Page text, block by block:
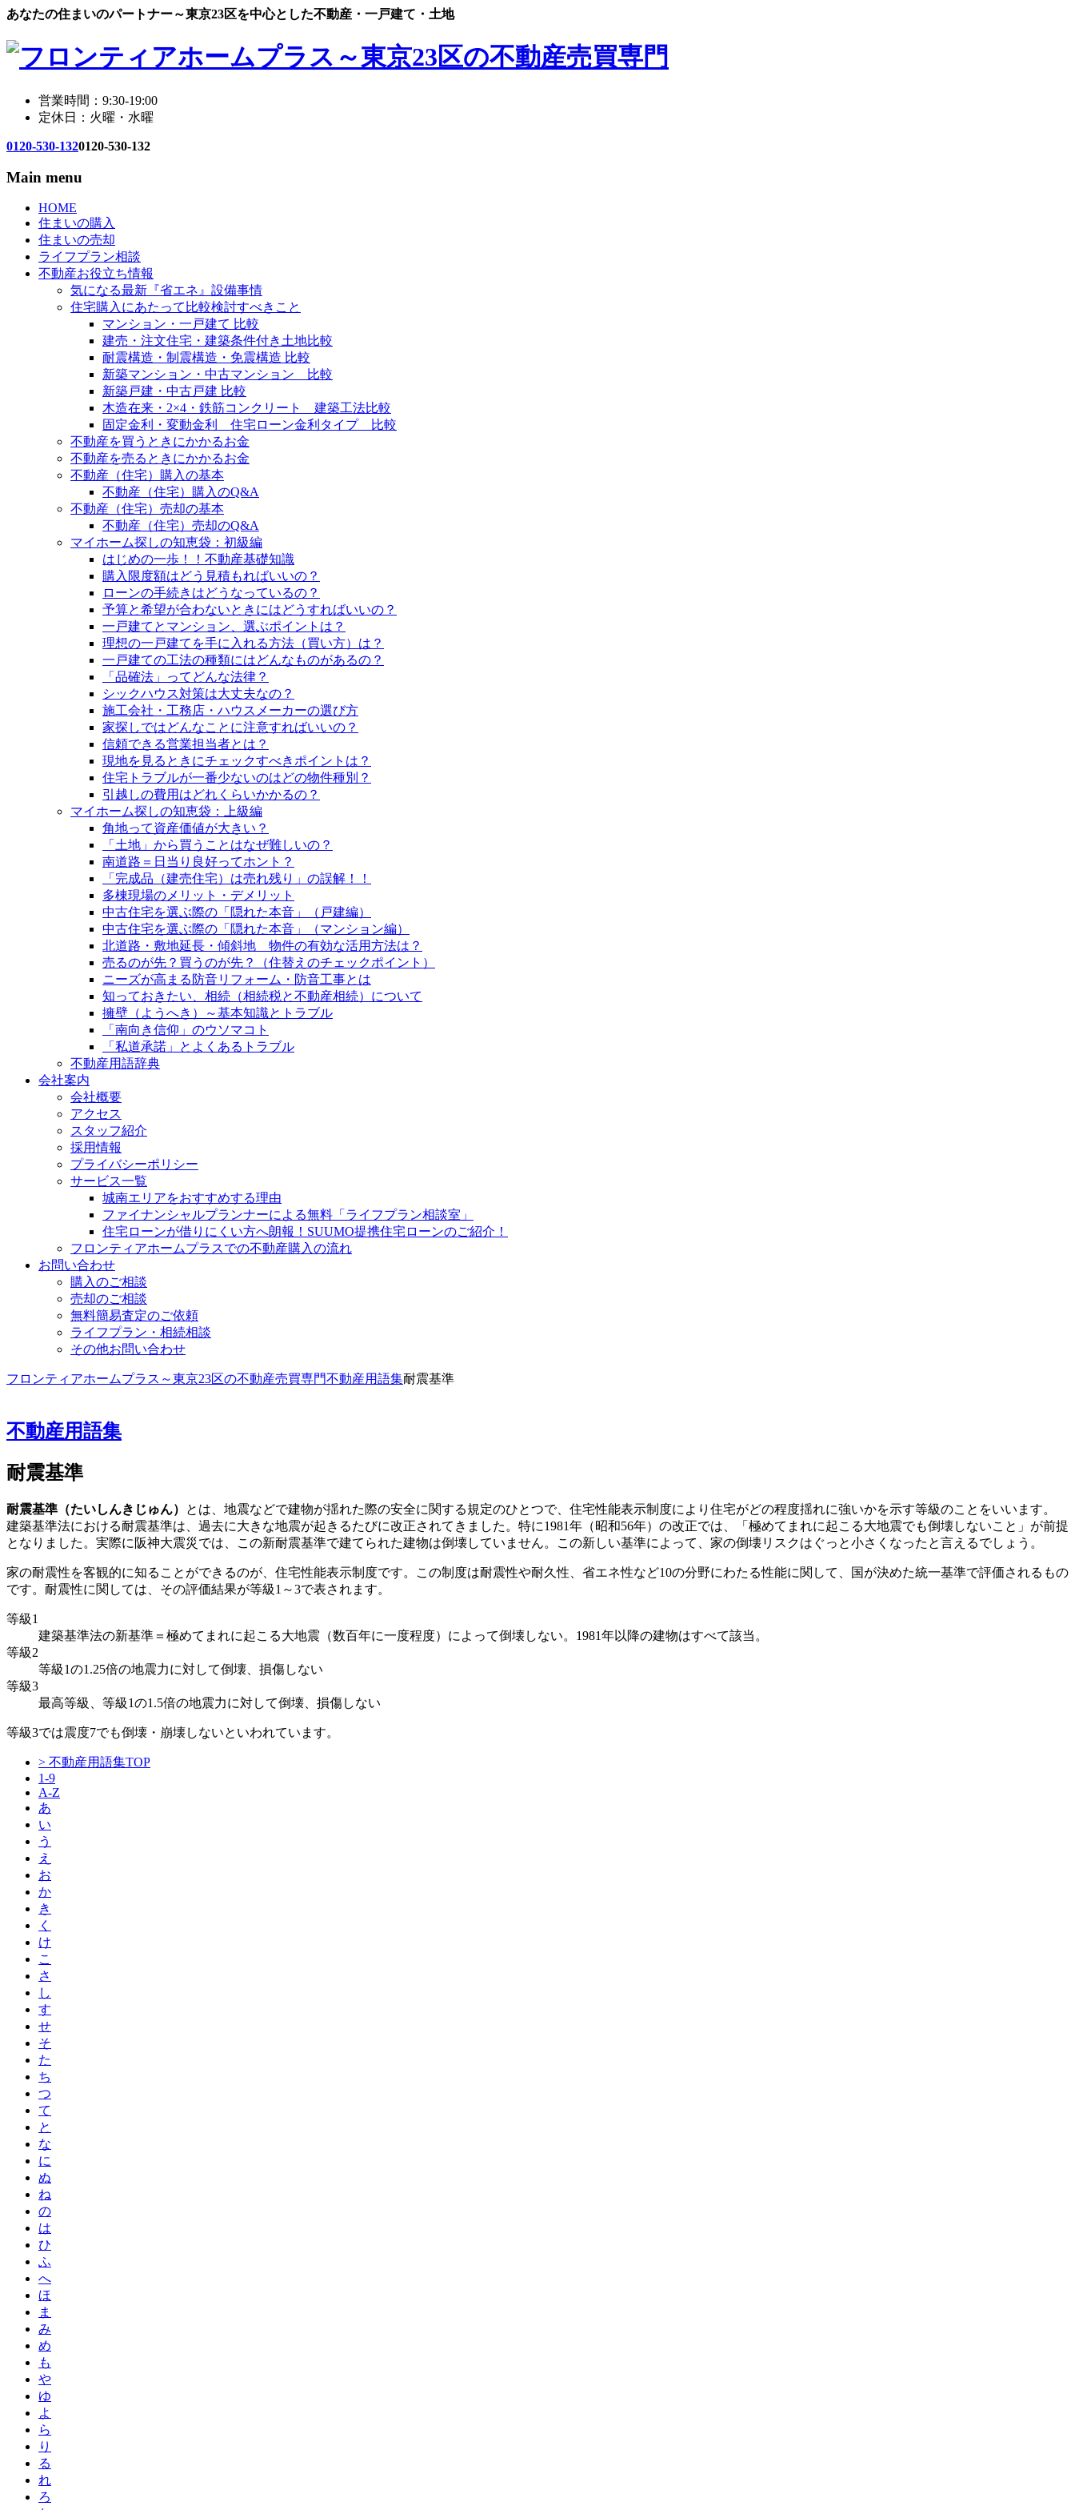
あなたの住まいのパートナー～東京23区を中心とした不動産・一戸建て・土地
営業時間：9:30-19:00
定休日：火曜・水曜
0120-530-1320120-530-132
Main menu
HOME
住まいの購入
住まいの売却
ライフプラン相談
不動産お役立ち情報
気になる最新『省エネ』設備事情
住宅購入にあたって比較検討すべきこと
マンション・一戸建て 比較
建売・注文住宅・建築条件付き土地比較
耐震構造・制震構造・免震構造 比較
新築マンション・中古マンション 比較
新築戸建・中古戸建 比較
木造在来・2×4・鉄筋コンクリート 建築工法比較
固定金利・変動金利 住宅ローン金利タイプ 比較
不動産を買うときにかかるお金
不動産を売るときにかかるお金
不動産（住宅）購入の基本
不動産（住宅）購入のQ&A
不動産（住宅）売却の基本
不動産（住宅）売却のQ&A
マイホーム探しの知恵袋：初級編
はじめの一歩！！不動産基礎知識
購入限度額はどう見積もればいいの？
ローンの手続きはどうなっているの？
予算と希望が合わないときにはどうすればいいの？
一戸建てとマンション、選ぶポイントは？
理想の一戸建てを手に入れる方法（買い方）は？
一戸建ての工法の種類にはどんなものがあるの？
「品確法」ってどんな法律？
シックハウス対策は大丈夫なの？
施工会社・工務店・ハウスメーカーの選び方
家探しではどんなことに注意すればいいの？
信頼できる営業担当者とは？
現地を見るときにチェックすべきポイントは？
住宅トラブルが一番少ないのはどの物件種別？
引越しの費用はどれくらいかかるの？
マイホーム探しの知恵袋：上級編
角地って資産価値が大きい？
「土地」から買うことはなぜ難しいの？
南道路＝日当り良好ってホント？
「完成品（建売住宅）は売れ残り」の誤解！！
多棟現場のメリット・デメリット
中古住宅を選ぶ際の「隠れた本音」（戸建編）
中古住宅を選ぶ際の「隠れた本音」（マンション編）
北道路・敷地延長・傾斜地 物件の有効な活用方法は？
売るのが先？買うのが先？（住替えのチェックポイント）
ニーズが高まる防音リフォーム・防音工事とは
知っておきたい、相続（相続税と不動産相続）について
擁壁（ようへき）～基本知識とトラブル
「南向き信仰」のウソマコト
「私道承諾」とよくあるトラブル
不動産用語辞典
会社案内
会社概要
アクセス
スタッフ紹介
採用情報
プライバシーポリシー
サービス一覧
城南エリアをおすすめする理由
ファイナンシャルプランナーによる無料「ライフプラン相談室」
住宅ローンが借りにくい方へ朗報！SUUMO提携住宅ローンのご紹介！
フロンティアホームプラスでの不動産購入の流れ
お問い合わせ
購入のご相談
売却のご相談
無料簡易査定のご依頼
ライフプラン・相続相談
その他お問い合わせ
フロンティアホームプラス～東京23区の不動産売買専門不動産用語集耐震基準
不動産用語集
耐震基準
耐震基準（たいしんきじゅん）
とは、地震などで建物が揺れた際の安全に関する規定のひとつで、住宅性能表示制度により住宅がどの程度揺れに強いかを示す等級のことをいいます。
建築基準法における耐震基準は、過去に大きな地震が起きるたびに改正されてきました。特に1981年（昭和56年）の改正では、「極めてまれに起こる大地震でも倒壊しないこと」が前提
となりました。実際に阪神大震災では、この新耐震基準で建てられた建物は倒壊していません。この新しい基準によって、家の倒壊リスクはぐっと小さくなったと言えるでしょう。
家の耐震性を客観的に知ることができるのが、住宅性能表示制度です。この制度は耐震性や耐久性、省エネ性など10の分野にわたる性能に関して、国が決めた統一基準で評価されるもの
です。耐震性に関しては、その評価結果が等級1～3で表されます。
等級1
建築基準法の新基準＝極めてまれに起こる大地震（数百年に一度程度）によって倒壊しない。1981年以降の建物はすべて該当。
等級2
等級1の1.25倍の地震力に対して倒壊、損傷しない
等級3
最高等級、等級1の1.5倍の地震力に対して倒壊、損傷しない
等級3では震度7でも倒壊・崩壊しないといわれています。
> 不動産用語集TOP
1-9
A-Z
あ
い
う
え
お
か
き
く
け
こ
さ
し
す
せ
そ
た
ち
つ
て
と
な
に
ぬ
ね
の
は
ひ
ふ
へ
ほ
ま
み
め
も
や
ゆ
よ
ら
り
る
れ
ろ